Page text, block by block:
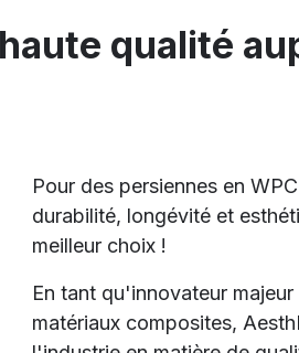
qualité
Pour des persiennes en
durabilité, longévité et
meilleur choix !
En tant qu'innovateur
matériaux composites,